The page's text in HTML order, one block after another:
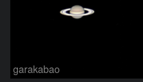
garakabao